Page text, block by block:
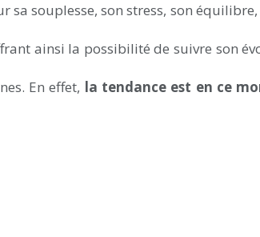
souplesse, son stress, son
ainsi la possibilité de suivre son
En effet, la tendance est en ce